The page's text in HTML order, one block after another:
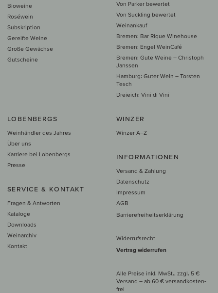
Bioweine
Roséwein
Subskription
Gereifte Weine
Große Gewächse
Gutscheine
Von Parker bewertet
Von Suckling bewertet
Weinankauf
Bremen: Bar Rique Winehouse
Bremen: Engel WeinCafé
Bremen: Gute Weine – Christoph
Janssen
Hamburg: Guter Wein – Torsten
Tesch
Dreieich: Vini di Vini
LOBENBERGS
Weinhändler des Jahres
Über uns
Karriere bei Lobenbergs
Presse
SERVICE & KONTAKT
Fragen & Antworten
Kataloge
Downloads
Weinarchiv
Kontakt
WINZER
Winzer A–Z
INFORMATIONEN
Versand & Zahlung
Datenschutz
Impressum
AGB
Barrierefreiheitserklärung
Widerrufsrecht
Vertrag widerrufen
Alle Preise inkl. MwSt., zzgl. 5 €
Versand – ab 60 € versand­kosten­
frei